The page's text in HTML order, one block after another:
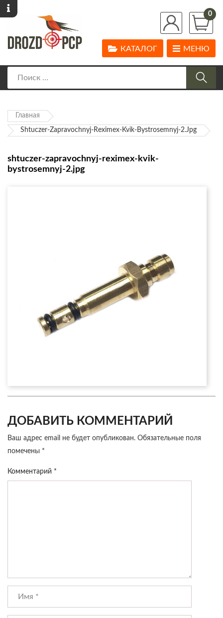
0
МЕНЮ
КАТАЛОГ
Главная
Shtuczer-Zapravochnyj-Reximex-Kvik-Bystrosemnyj-2.jpg
shtuczer-zapravochnyj-reximex-kvik-
bystrosemnyj-2.jpg
ДОБАВИТЬ КОММЕНТАРИЙ
Ваш адрес email не будет опубликован. Обязательные поля
помечены *
Комментарий *